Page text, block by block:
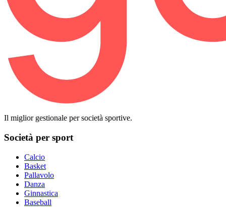
Il miglior gestionale per società sportive.
Società per sport
Calcio
Basket
Pallavolo
Danza
Ginnastica
Baseball